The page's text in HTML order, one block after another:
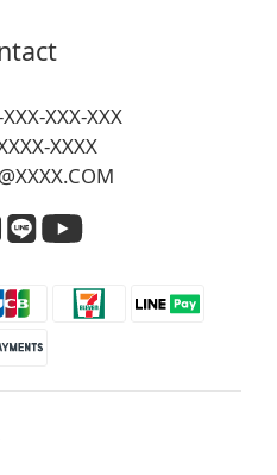
XXX-XXX
XXXX